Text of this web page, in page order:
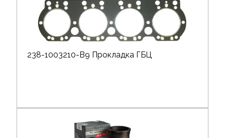
238-1003210-В9 Прокладка ГБЦ